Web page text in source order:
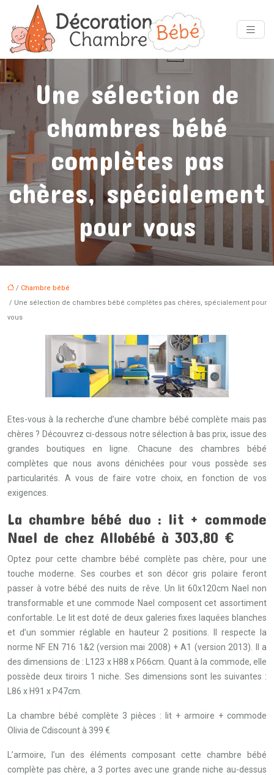
Une sélection de
chambres bébé
complètes pas
chères, spécialement
pour vous
/ Chambre bébé
/ Une sélection de chambres bébé complètes pas chères, spécialement pour
vous
Etes-vous à la recherche d’une chambre bébé complète mais pas
chères ? Découvrez ci-dessous notre sélection à bas prix, issue des
grandes boutiques en ligne. Chacune des chambres bébé
complètes que nous avons dénichées pour vous possède ses
particularités. A vous de faire votre choix, en fonction de vos
exigences.
La chambre bébé duo : lit + commode
Nael de chez Allobébé à 303,80 €
Optez pour cette chambre bébé complète pas chère, pour une
touche moderne. Ses courbes et son décor gris polaire feront
passer à votre bébé des nuits de rêve. Un lit 60x120cm Nael non
transformable et une commode Nael composent cet assortiment
confortable. Le lit est doté de deux galeries fixes laquées blanches
et d’un sommier réglable en hauteur 2 positions. Il respecte la
norme NF EN 716 1&2 (version mai 2008) + A1 (version 2013). Il a
des dimensions de : L123 x H88 x P66cm. Quant à la commode, elle
possède deux tiroirs 1 niche. Ses dimensions sont les suivantes :
L86 x H91 x P47cm.
La chambre bébé complète 3 pièces : lit + armoire + commode
Olivia de Cdiscount à 399 €
L’armoire, l’un des éléments composant cette chambre bébé
complète pas chère, a 3 portes avec une grande niche au-dessus